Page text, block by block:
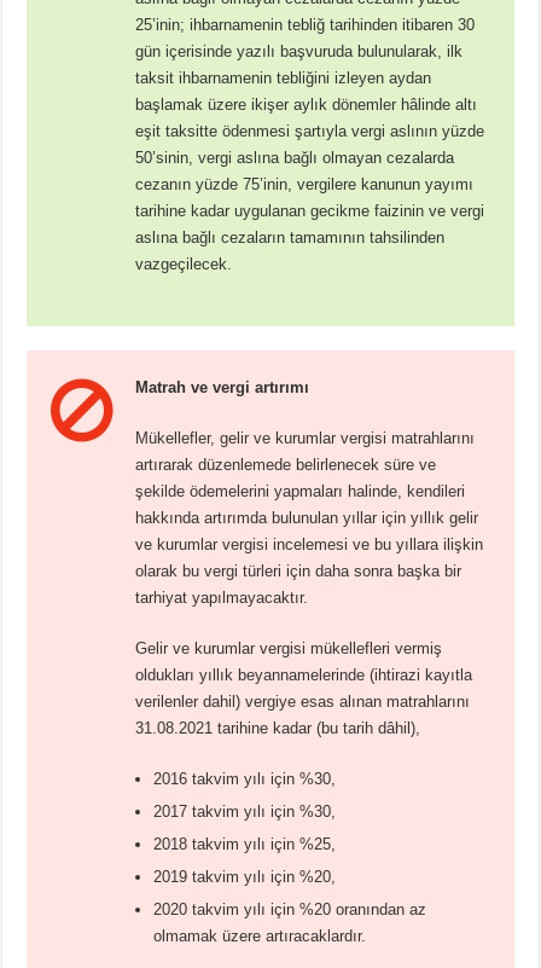
25’inin; ihbarnamenin tebliğ tarihinden itibaren 30
gün içerisinde yazılı başvuruda bulunularak, ilk
taksit ihbarnamenin tebliğini izleyen aydan
başlamak üzere ikişer aylık dönemler hâlinde altı
eşit taksitte ödenmesi şartıyla vergi aslının yüzde
50’sinin, vergi aslına bağlı olmayan cezalarda
cezanın yüzde 75’inin, vergilere kanunun yayımı
tarihine kadar uygulanan gecikme faizinin ve vergi
aslına bağlı cezaların tamamının tahsilinden
vazgeçilecek.
Matrah ve vergi artırımı
Mükellefler, gelir ve kurumlar vergisi matrahlarını
artırarak düzenlemede belirlenecek süre ve
şekilde ödemelerini yapmaları halinde, kendileri
hakkında artırımda bulunulan yıllar için yıllık gelir
ve kurumlar vergisi incelemesi ve bu yıllara ilişkin
olarak bu vergi türleri için daha sonra başka bir
tarhiyat yapılmayacaktır.
Gelir ve kurumlar vergisi mükellefleri vermiş
oldukları yıllık beyannamelerinde (ihtirazi kayıtla
verilenler dahil) vergiye esas alınan matrahlarını
31.08.2021 tarihine kadar (bu tarih dâhil),
2016 takvim yılı için %30,
2017 takvim yılı için %30,
2018 takvim yılı için %25,
2019 takvim yılı için %20,
2020 takvim yılı için %20 oranından az
olmamak üzere artıracaklardır.